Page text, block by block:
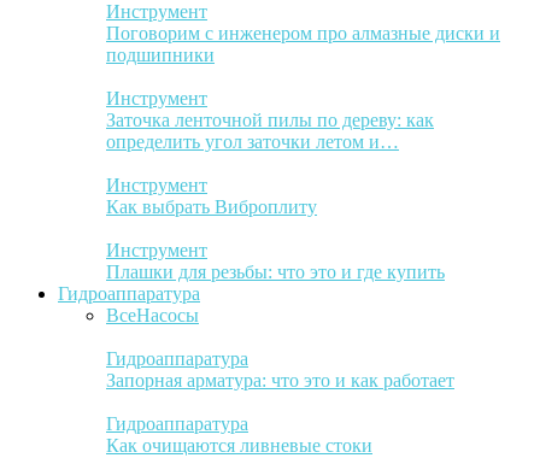
Инструмент
Поговорим с инженером про алмазные диски и
подшипники
Инструмент
Заточка ленточной пилы по дереву: как
определить угол заточки летом и…
Инструмент
Как выбрать Виброплиту
Инструмент
Плашки для резьбы: что это и где купить
Гидроаппаратура
ВсеНасосы
Гидроаппаратура
Запорная арматура: что это и как работает
Гидроаппаратура
Как очищаются ливневые стоки